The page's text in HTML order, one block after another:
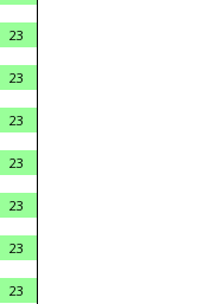
23
23
23
23
23
23
23